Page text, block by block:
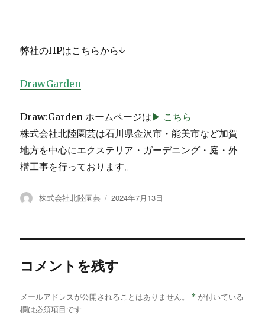
弊社のHPはこちらから↓
DrawGarden
Draw:Garden ホームページは▶ こちら
株式会社北陸園芸は石川県金沢市・能美市など加賀
地方を中心にエクステリア・ガーデニング・庭・外
構工事を行っております。
投
株式会社北陸園芸
投
2024年7月13日
コメントを残す
メールアドレスが公開されることはありません。 * が付いている
欄は必須項目です